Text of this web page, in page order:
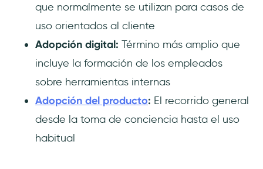
que normalmente se utilizan para casos de
uso orientados al cliente
Adopción digital: Término más amplio que
incluye la formación de los empleados
sobre herramientas internas
Adopción del producto: El recorrido general
desde la toma de conciencia hasta el uso
habitual